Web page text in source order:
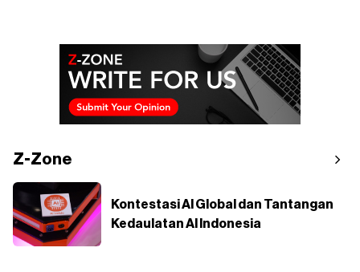
Z-Zone
Kontestasi AI Global dan Tantangan
Kedaulatan AI Indonesia